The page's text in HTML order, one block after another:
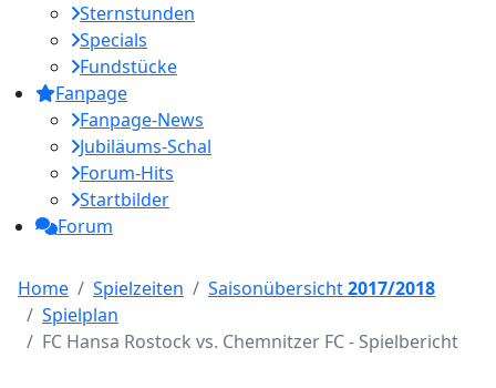
Sternstunden
Specials
Fundstücke
Fanpage
Fanpage-News
Jubiläums-Schal
Forum-Hits
Startbilder
Forum
Home Spielzeiten Saisonübersicht2017/2018
Spielplan
FC Hansa Rostock vs. Chemnitzer FC - Spielbericht